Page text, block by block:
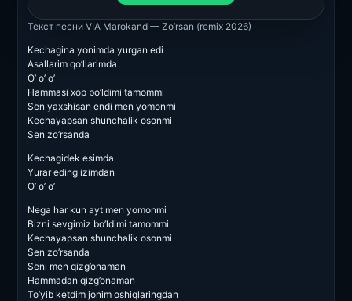
Текст песни VIA Marokand — Zo’rsan (remix 2026)
Kechagina yonimda yurgan edi
Asallarim qo’llarimda
O’ o’ o’
Hammasi xop bo’ldimi tamommi
Sen yaxshisan endi men yomonmi
Kechayapsan shunchalik osonmi
Sen zo’rsanda
Kechagidek esimda
Yurar eding izimdan
O’ o’ o’
Nega har kun ayt men yomonmi
Bizni sevgimiz bo’ldimi tamommi
Kechayapsan shunchalik osonmi
Sen zo’rsanda
Seni men qizg’onaman
Hammadan qizg’onaman
To’yib ketdim jonim oshiqlaringdan